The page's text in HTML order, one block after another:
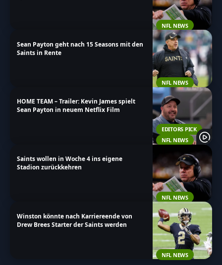
NFL NEWS
NFL NEWS
Sean Payton geht nach 15 Seasons mit den
Saints in Rente
EDITORS PICK
NFL NEWS
HOME TEAM – Trailer: Kevin James spielt
Sean Payton in neuem Netflix Film
NFL NEWS
Saints wollen in Woche 4 ins eigene
Stadion zurückkehren
NFL NEWS
Winston könnte nach Karriereende von
Drew Brees Starter der Saints werden